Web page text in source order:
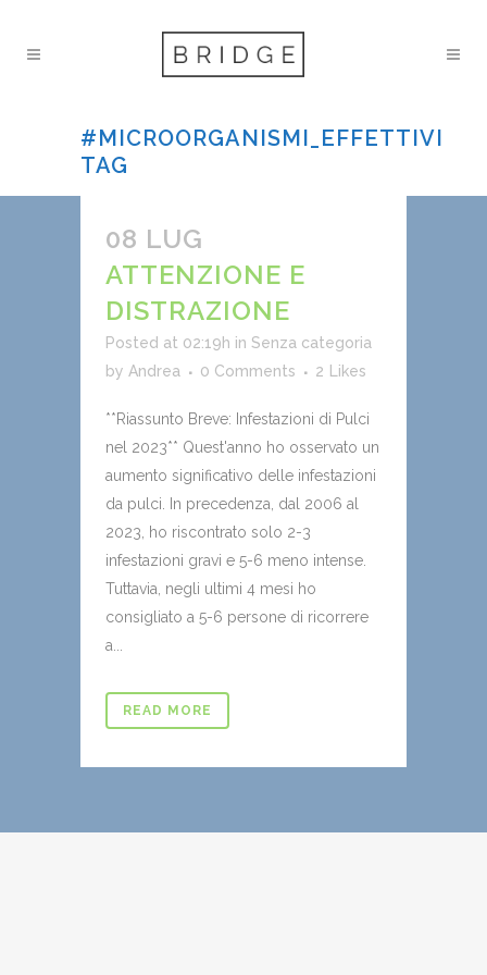
#MICROORGANISMI_EFFETTIVI
TAG
08 LUG
ATTENZIONE E
DISTRAZIONE
Posted at 02:19h in Senza categoria
by Andrea 0 Comments 2 Likes
**Riassunto Breve: Infestazioni di Pulci
nel 2023** Quest'anno ho osservato un
aumento significativo delle infestazioni
da pulci. In precedenza, dal 2006 al
2023, ho riscontrato solo 2-3
infestazioni gravi e 5-6 meno intense.
Tuttavia, negli ultimi 4 mesi ho
consigliato a 5-6 persone di ricorrere
a...
READ MORE